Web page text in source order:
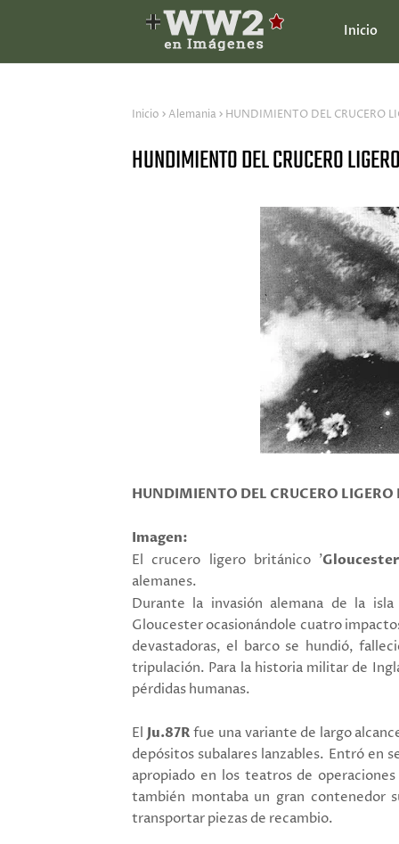
Inicio
Inicio Alemania HUNDIMIENTO DEL CRUCERO
HUNDIMIENTO DEL CRUCERO
HUNDIMIENTO DEL CRUCERO LIGERO
Imagen:
El crucero ligero británico 'Gloucester
alemanes.
Durante la invasión alemana de la
Gloucester ocasionándole cuatro
devastadoras, el barco se hundió,
tripulación. Para la historia militar de
pérdidas humanas.
El Ju.87R fue una variante de largo
depósitos subalares lanzables. Entró en
apropiado en los teatros de
también montaba un gran contenedor
transportar piezas de recambio.